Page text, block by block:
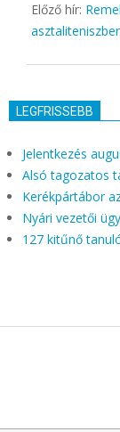
Előző hír:
LEGFRISSEBB
Jelentkezés
Alsó tagozatos
Kerékpártábor
Nyári vezetői
127 kitűnő